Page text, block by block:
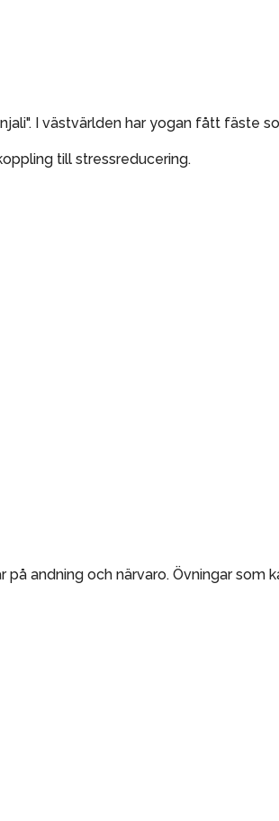
I västvärlden har yogan fått fäste
till stressreducering.
andning och närvaro. Övningar som